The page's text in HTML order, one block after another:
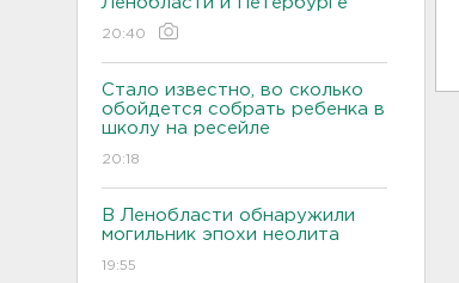
20:40
Стало известно, во сколько
обойдется собрать ребенка в
школу на ресейле
20:18
В Ленобласти обнаружили
могильник эпохи неолита
19:55